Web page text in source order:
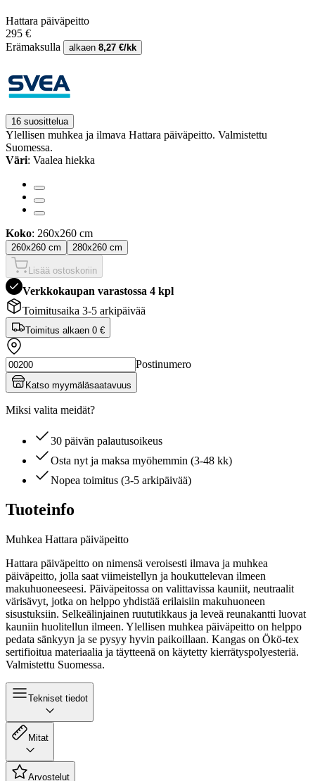
Hattara päiväpeitto
295 €
Erämaksulla
alkaen 8,27 €/kk
16 suosittelua
Ylellisen muhkea ja ilmava Hattara päiväpeitto. Valmistettu
Suomessa.
Väri: Vaalea hiekka
Koko: 260x260 cm
260x260 cm 280x260 cm
Lisää ostoskoriin
Verkkokaupan varastossa 4 kpl
Toimitusaika 3-5 arkipäivää
Toimitus alkaen 0 €
Postinumero
Katso myymäläsaatavuus
Miksi valita meidät?
30 päivän palautusoikeus
Osta nyt ja maksa myöhemmin (3-48 kk)
Nopea toimitus (3-5 arkipäivää)
Tuoteinfo
Muhkea Hattara päiväpeitto
Hattara päiväpeitto on nimensä veroisesti ilmava ja muhkea
päiväpeitto, jolla saat viimeistellyn ja houkuttelevan ilmeen
makuhuoneeseesi. Päiväpeitossa on valittavissa kauniit, neutraalit
värisävyt, jotka on helppo yhdistää erilaisiin makuhuoneen
sisustuksiin. Selkeälinjainen ruututikkaus ja leveä reunakantti luovat
kauniin huolitellun ilmeen. Ylellisen muhkea päiväpeitto on helppo
pedata sänkyyn ja se pysyy hyvin paikoillaan. Kangas on Ökö-tex
sertifioitua materiaalia ja täytteenä on käytetty kierrätyspolyesteriä.
Valmistettu Suomessa.
Tekniset tiedot
Mitat
Arvostelut